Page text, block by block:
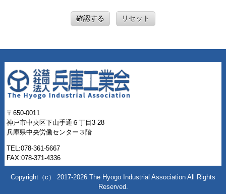
確認する リセット
〒650-0011
神戸市中央区下山手通６丁目3-28
兵庫県中央労働センター３階
TEL:078-361-5667
FAX:078-371-4336
Copyright（c） 2017-2026 The Hyogo Industrial Association All Rights
Reserved.